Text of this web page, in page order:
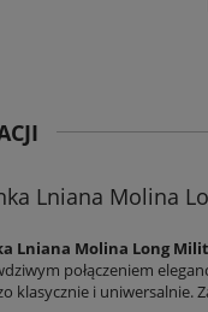
Lniana Molina
Lniana Molina Long
połączeniem
klasycznie i uniwersalnie.